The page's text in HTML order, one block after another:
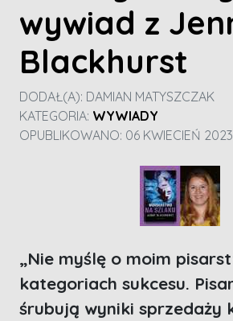
wywiad z
Blackhurst
DODAŁ(A): DAMIAN MATYSZCZAK
KATEGORIA: WYWIADY
OPUBLIKOWANO: 06 KWIECIEŃ 2023
„Nie myślę o moim
kategoriach sukcesu.
śrubują wyniki sprzedaży